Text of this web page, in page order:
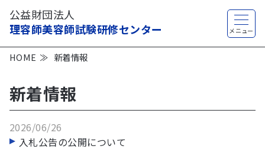
公益財団法人
理容師美容師試験研修センター
HOME 新着情報
新着情報
2026/06/26
入札公告の公開について